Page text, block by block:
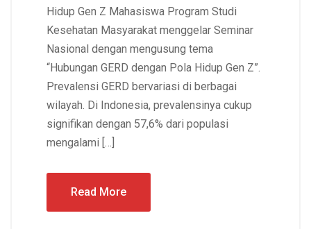
Hidup Gen Z Mahasiswa Program Studi
Kesehatan Masyarakat menggelar Seminar
Nasional dengan mengusung tema
“Hubungan GERD dengan Pola Hidup Gen Z”.
Prevalensi GERD bervariasi di berbagai
wilayah. Di Indonesia, prevalensinya cukup
signifikan dengan 57,6% dari populasi
mengalami […]
Read More